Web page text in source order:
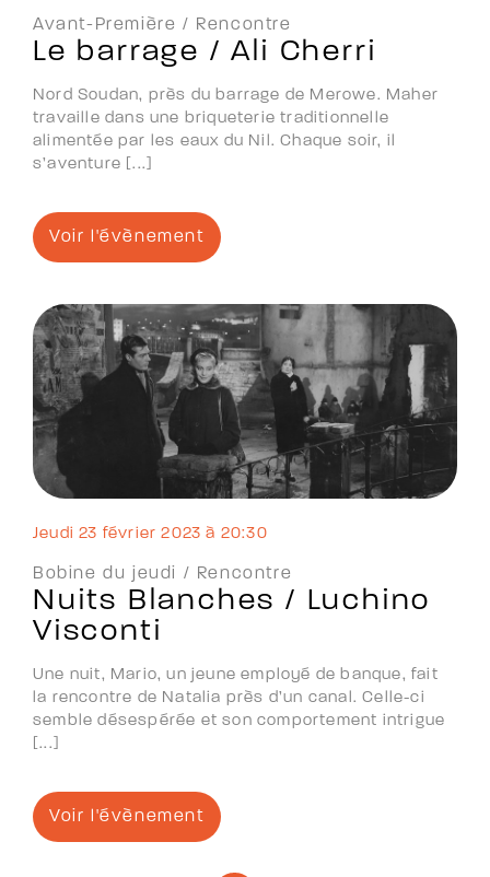
Avant-Première / Rencontre
Le barrage / Ali Cherri
Nord Soudan, près du barrage de Merowe. Maher
travaille dans une briqueterie traditionnelle
alimentée par les eaux du Nil. Chaque soir, il
s’aventure [...]
Voir l'évènement
jeudi 23 février 2023 à 20:30
Bobine du jeudi / Rencontre
Nuits Blanches / Luchino
Visconti
Une nuit, Mario, un jeune employé de banque, fait
la rencontre de Natalia près d’un canal. Celle-ci
semble désespérée et son comportement intrigue
[...]
Voir l'évènement